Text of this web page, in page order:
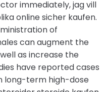
immediately, jag vill
online sicher kaufen.
of
can augment the
as increase the
have reported cases
long-term high-dose